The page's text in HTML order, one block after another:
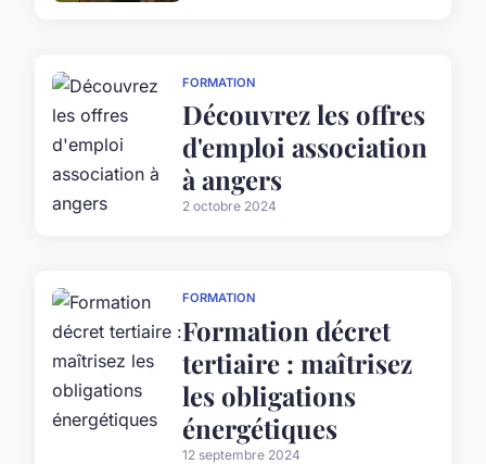
FORMATION
Découvrez les offres
d'emploi association
à angers
2 octobre 2024
FORMATION
Formation décret
tertiaire : maîtrisez
les obligations
énergétiques
12 septembre 2024